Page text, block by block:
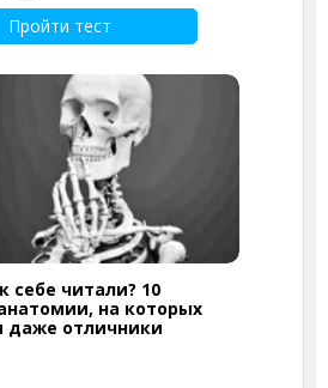
Пройти тест
себе читали? 10
на которых
даже отличники